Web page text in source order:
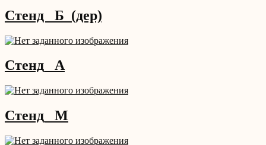
Стенд _Б_(дер)
Стенд_ А
Стенд_ М